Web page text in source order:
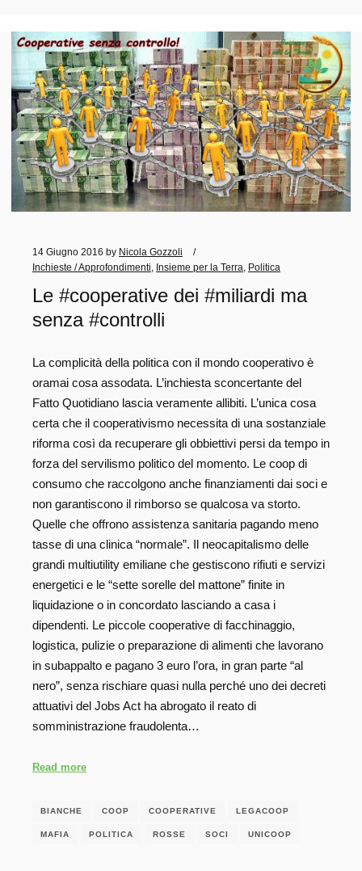
14 Giugno 2016 by Nicola Gozzoli
Inchieste / Approfondimenti
Insieme per la Terra Politica
Le #cooperative dei #miliardi ma
senza #controlli
La complicità della politica con il mondo cooperativo è
oramai cosa assodata. L’inchiesta sconcertante del
Fatto Quotidiano lascia veramente allibiti. L’unica cosa
certa che il cooperativismo necessita di una sostanziale
riforma così da recuperare gli obbiettivi persi da tempo in
forza del servilismo politico del momento. Le coop di
consumo che raccolgono anche finanziamenti dai soci e
non garantiscono il rimborso se qualcosa va storto.
Quelle che offrono assistenza sanitaria pagando meno
tasse di una clinica “normale”. Il neocapitalismo delle
grandi multiutility emiliane che gestiscono rifiuti e servizi
energetici e le “sette sorelle del mattone” finite in
liquidazione o in concordato lasciando a casa i
dipendenti. Le piccole cooperative di facchinaggio,
logistica, pulizie o preparazione di alimenti che lavorano
in subappalto e pagano 3 euro l’ora, in gran parte “al
nero”, senza rischiare quasi nulla perché uno dei decreti
attuativi del Jobs Act ha abrogato il reato di
somministrazione fraudolenta…
Read more
BIANCHE COOP COOPERATIVE LEGACOOP
MAFIA POLITICA ROSSE SOCI UNICOOP